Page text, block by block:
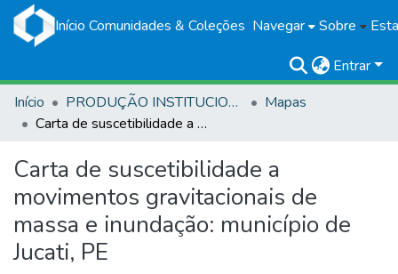
Início Comunidades & Coleções Navegar Sobre
Entrar
Início
PRODUÇÃO INSTITUCIONAL
Mapas
Carta de suscetibilidade a movimentos gravitacionais de massa e inundação: município de Jucati, PE
Carta de suscetibilidade a
movimentos gravitacionais de
massa e inundação: município de
Jucati, PE